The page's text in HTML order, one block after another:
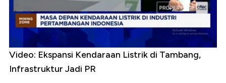
Video: Ekspansi Kendaraan Listrik di Tambang,
Infrastruktur Jadi PR